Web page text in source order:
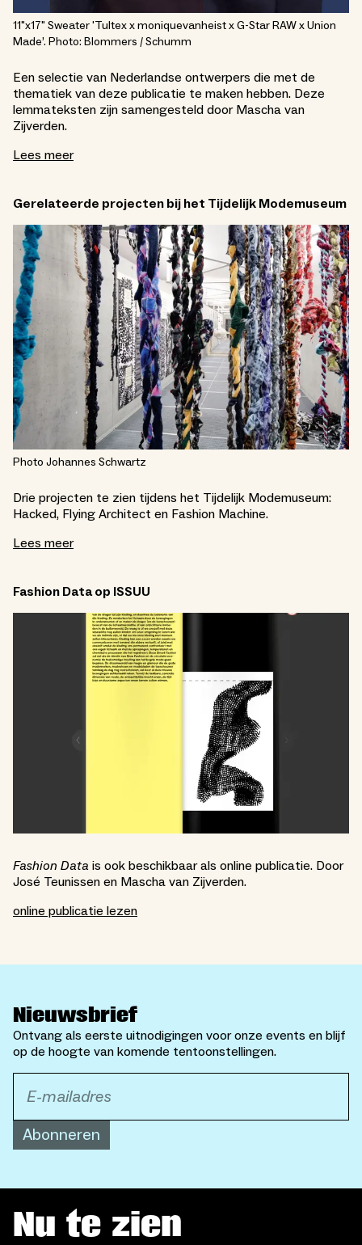
11"x17" Sweater 'Tultex x moniquevanheist x G-Star RAW x Union
Made’. Photo: Blommers / Schumm
Een selectie van Nederlandse ontwerpers die met de
thematiek van deze publicatie te maken hebben. Deze
lemmateksten zijn samengesteld door Mascha van
Zijverden.
Lees meer
Gerelateerde projecten bij het Tijdelijk Modemuseum
Photo Johannes Schwartz
Drie projecten te zien tijdens het Tijdelijk Modemuseum:
Hacked, Flying Architect en Fashion Machine.
Lees meer
Fashion Data op ISSUU
Fashion Data is ook beschikbaar als online publicatie. Door
José Teunissen en Mascha van Zijverden.
online publicatie lezen
Nieuwsbrief
Ontvang als eerste uitnodigingen voor onze events en blijf
op de hoogte van komende tentoonstellingen.
Abonneren
Nu te zien